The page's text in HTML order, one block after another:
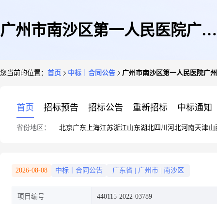
广州市南沙区第一人民医院广州
您当前的位置： 首页 中标｜合同公告 广州市南沙区第一人民医院广
首页 招标预告 招标公告 重新招标 中标通知
省份地区： 北京广东 上海江苏浙江山东湖北四川 河北河南天津山
2026-08-08 中标｜合同公告 广东省 广州市 南沙区
项目编号 440115-2022-03789